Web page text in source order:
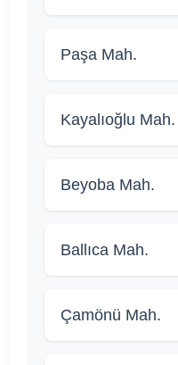
Paşa Mah.
Kayalıoğlu Mah.
Beyoba Mah.
Ballıca Mah.
Çamönü Mah.